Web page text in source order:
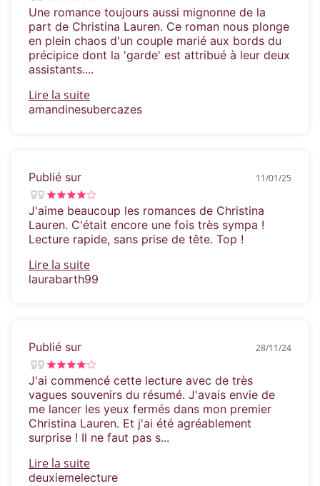
« Plein d’esprit et totalement hilarant. » Helen
Hoang, auteur deThe Bride Test
Une romance toujours aussi mignonne de la
part de Christina Lauren. Ce roman nous plonge
en plein chaos d'un couple marié aux bords du
précipice dont la 'garde' est attribué à leur deux
assistants....
Lire la suite
amandinesubercazes
Publié sur 11/01/25
J'aime beaucoup les romances de Christina
Lauren. C'était encore une fois très sympa !
Lecture rapide, sans prise de tête. Top !
Lire la suite
laurabarth99
Publié sur 28/11/24
J'ai commencé cette lecture avec de très
vagues souvenirs du résumé. J'avais envie de
me lancer les yeux fermés dans mon premier
Christina Lauren. Et j'ai été agréablement
surprise ! Il ne faut pas s...
Lire la suite
deuxiemelecture